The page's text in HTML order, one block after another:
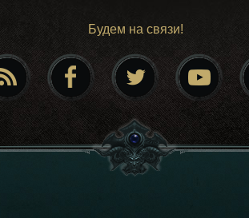
Будем на связи!